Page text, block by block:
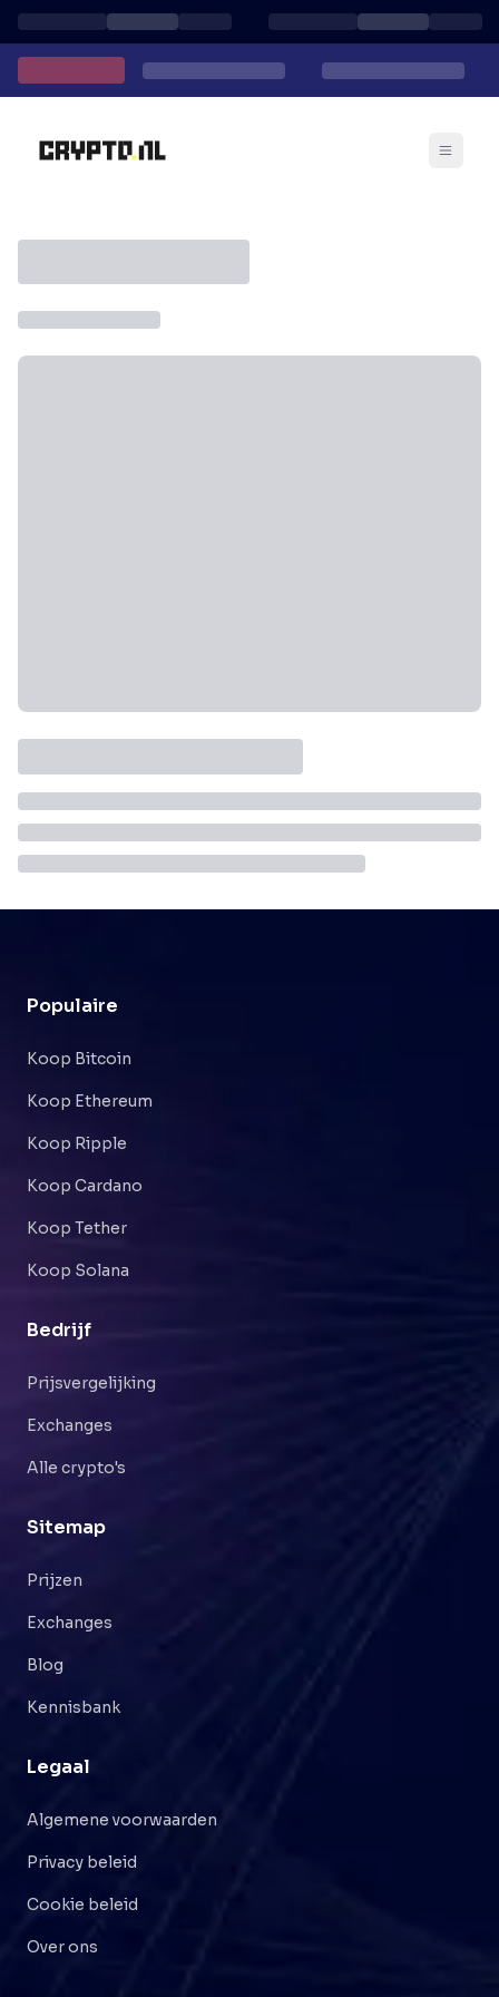
Populaire
Koop Bitcoin
Koop Ethereum
Koop Ripple
Koop Cardano
Koop Tether
Koop Solana
Bedrijf
Prijsvergelijking
Exchanges
Alle crypto's
Sitemap
Prijzen
Exchanges
Blog
Kennisbank
Legaal
Algemene voorwaarden
Privacy beleid
Cookie beleid
Over ons